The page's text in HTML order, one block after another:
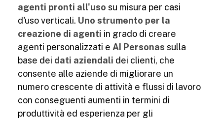
agenti pronti all'uso su misura per casi
d'uso verticali. Uno strumento per la
creazione di agenti in grado di creare
agenti personalizzati e AI Personas sulla
base dei dati aziendali dei clienti, che
consente alle aziende di migliorare un
numero crescente di attività e flussi di lavoro
con conseguenti aumenti in termini di
produttività ed esperienza per gli